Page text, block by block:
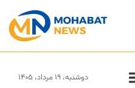
دوشنبه، ۱۹ مرداد، ۱۴۰۵